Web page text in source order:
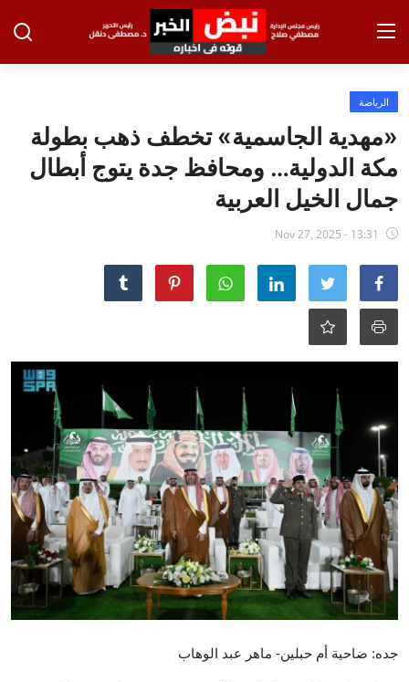
تسجيل الدخول
الرئيسية
الاخبار
الاقتصاد
الحوادث
التعليم
الفن والثقافة
تكنولوجيا وإتصالات
الرياضة
المحافظات
المجتمع والمنوعات
أراء و مقالات
الرياضة
«مهدية الجاسمية» تخطف ذهب بطولة
مكة الدولية… ومحافظ جدة يتوج أبطال
جمال الخيل العربية
Nov 27, 2025 - 13:31
جده: ضاحية أم حبلين- ماهر عبد الوهاب